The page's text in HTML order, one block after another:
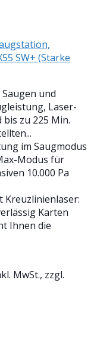
SW+ (Starke
und
Laser-
zu 225 Min.
im Saugmodus
Modus für
10.000 Pa
Kreuzlinienlaser:
Karten
Ihnen die
MwSt., zzgl.